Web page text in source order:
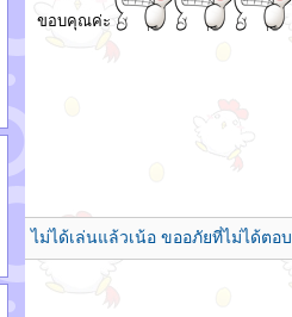
ขอบคุณค่ะ
ไม่ได้เล่นแล้วเน้อ ขออภัยที่ไม่ได้ตอบ